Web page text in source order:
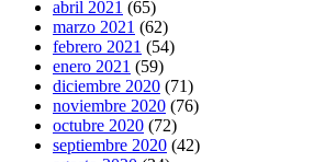
abril 2021 (65)
marzo 2021 (62)
febrero 2021 (54)
enero 2021 (59)
diciembre 2020 (71)
noviembre 2020 (76)
octubre 2020 (72)
septiembre 2020 (42)